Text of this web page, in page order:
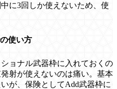
に3回しか使えないため、使
使い方
ョナル武器枠に入れておくの
射が使えないのは痛い。基本
が、保険としてAdd武器枠に